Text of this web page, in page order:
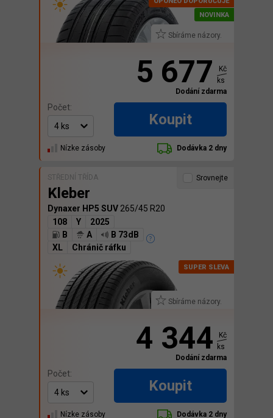
Sbíráme názory.
5 677
Kč
ks
Dodání zdarma
Počet:
Koupit
Nízke zásoby Dodávka 2 dny
STŘEDNÍ TŘÍDA
Kleber
Dynaxer HP5 SUV 265/45 R20
108
Y
2025
B
A
B 73dB
XL
Chránič ráfku
Sbíráme názory.
Srovnejte
4 344
Kč
ks
Dodání zdarma
Počet:
Koupit
Nízke zásoby Dodávka 2 dny